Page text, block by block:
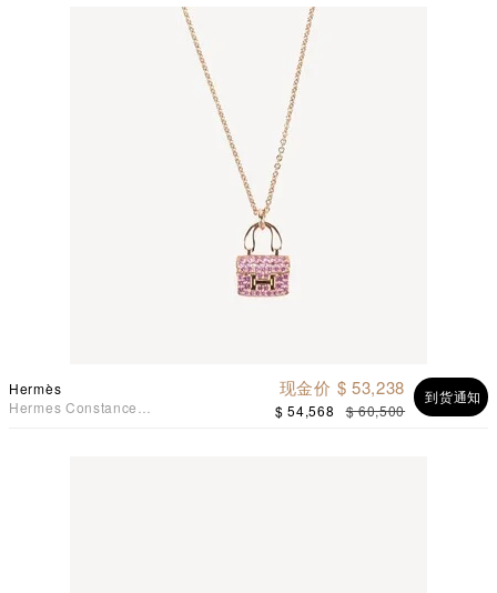
Hermès
Hermes Constance
到货通知
现金价 $ 53,238
$ 54,568 $ 60,500